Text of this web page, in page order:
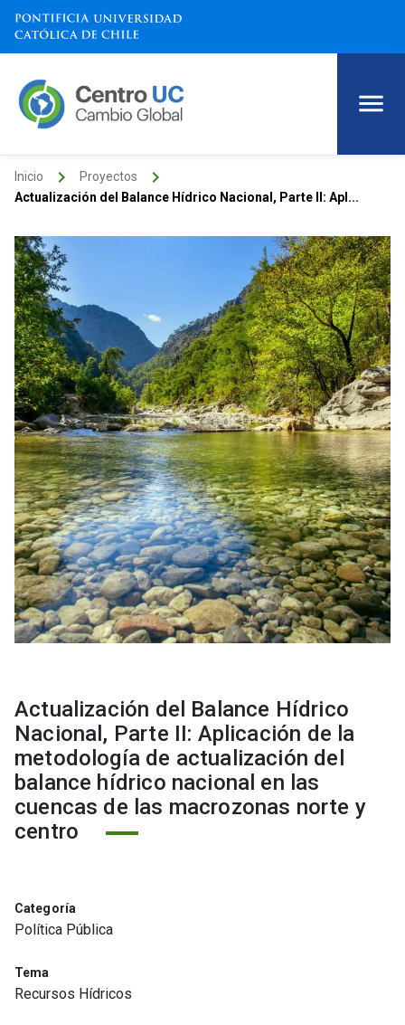
Inicio keyboard_arrow_right Proyectos keyboard_arrow_right
Actualización del Balance Hídrico Nacional, Parte II: Apl...
Actualización del Balance Hídrico
Nacional, Parte II: Aplicación de la
metodología de actualización del
balance hídrico nacional en las
cuencas de las macrozonas norte y
centro
Categoría
Política Pública
Tema
Recursos Hídricos